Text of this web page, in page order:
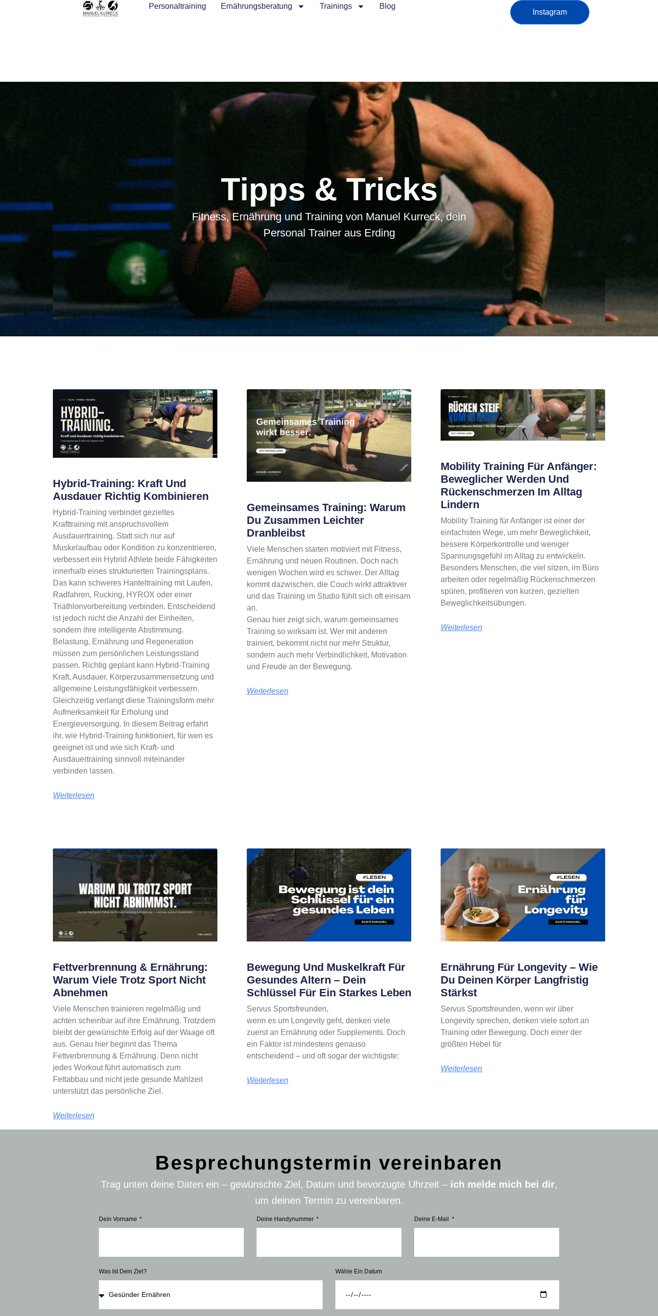
Personaltraining Ernährungsberatung Trainings Blog
Instagram
Tipps & Tricks
Fitness, Ernährung und Training von Manuel Kurreck, dein
Personal Trainer aus Erding
Hybrid-Training: Kraft Und
Ausdauer Richtig Kombinieren
Hybrid-Training verbindet gezieltes
Krafttraining mit anspruchsvollem
Ausdauertraining. Statt sich nur auf
Muskelaufbau oder Kondition zu konzentrieren,
verbessert ein Hybrid Athlete beide Fähigkeiten
innerhalb eines strukturierten Trainingsplans.
Das kann schweres Hanteltraining mit Laufen,
Radfahren, Rucking, HYROX oder einer
Triathlonvorbereitung verbinden. Entscheidend
ist jedoch nicht die Anzahl der Einheiten,
sondern ihre intelligente Abstimmung.
Belastung, Ernährung und Regeneration
müssen zum persönlichen Leistungsstand
passen. Richtig geplant kann Hybrid-Training
Kraft, Ausdauer, Körperzusammensetzung und
allgemeine Leistungsfähigkeit verbessern.
Gleichzeitig verlangt diese Trainingsform mehr
Aufmerksamkeit für Erholung und
Energieversorgung. In diesem Beitrag erfahrt
ihr, wie Hybrid-Training funktioniert, für wen es
geeignet ist und wie sich Kraft- und
Ausdauertraining sinnvoll miteinander
verbinden lassen.
Weiterlesen
Gemeinsames Training: Warum
Du Zusammen Leichter
Dranbleibst
Viele Menschen starten motiviert mit Fitness,
Ernährung und neuen Routinen. Doch nach
wenigen Wochen wird es schwer. Der Alltag
kommt dazwischen, die Couch wirkt attraktiver
und das Training im Studio fühlt sich oft einsam
an.
Genau hier zeigt sich, warum gemeinsames
Training so wirksam ist. Wer mit anderen
trainiert, bekommt nicht nur mehr Struktur,
sondern auch mehr Verbindlichkeit, Motivation
und Freude an der Bewegung.
Weiterlesen
Mobility Training Für Anfänger:
Beweglicher Werden Und
Rückenschmerzen Im Alltag
Lindern
Mobility Training für Anfänger ist einer der
einfachsten Wege, um mehr Beweglichkeit,
bessere Körperkontrolle und weniger
Spannungsgefühl im Alltag zu entwickeln.
Besonders Menschen, die viel sitzen, im Büro
arbeiten oder regelmäßig Rückenschmerzen
spüren, profitieren von kurzen, gezielten
Beweglichkeitsübungen.
Weiterlesen
Fettverbrennung & Ernährung:
Warum Viele Trotz Sport Nicht
Abnehmen
Viele Menschen trainieren regelmäßig und
achten scheinbar auf ihre Ernährung. Trotzdem
bleibt der gewünschte Erfolg auf der Waage oft
aus. Genau hier beginnt das Thema
Fettverbrennung & Ernährung. Denn nicht
jedes Workout führt automatisch zum
Fettabbau und nicht jede gesunde Mahlzeit
unterstützt das persönliche Ziel.
Weiterlesen
Bewegung Und Muskelkraft Für
Gesundes Altern – Dein
Schlüssel Für Ein Starkes Leben
Servus Sportsfreunden,
wenn es um Longevity geht, denken viele
zuerst an Ernährung oder Supplements. Doch
ein Faktor ist mindestens genauso
entscheidend – und oft sogar der wichtigste:
Weiterlesen
Ernährung Für Longevity – Wie
Du Deinen Körper Langfristig
Stärkst
Servus Sportsfreunden, wenn wir über
Longevity sprechen, denken viele sofort an
Training oder Bewegung. Doch einer der
größten Hebel für
Weiterlesen
Besprechungstermin vereinbaren
Trag unten deine Daten ein – gewünschte Ziel, Datum und bevorzugte Uhrzeit – ich melde mich bei dir,
um deinen Termin zu vereinbaren.
Dein Vorname Deine Handynummer Deine E-Mail
Was Ist Dein Ziel? Wähle Ein Datum